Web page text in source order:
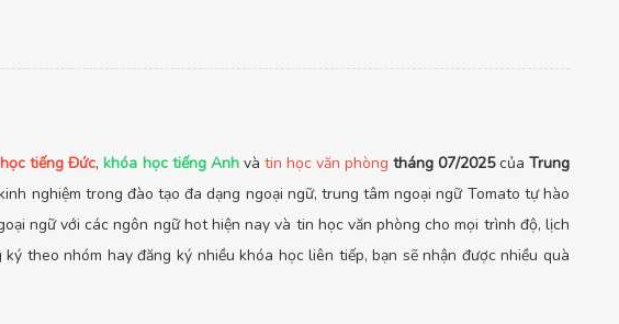
tiếng Đức,khóa học tiếng Anhvà tin học văn phòng tháng 07/2025củaTrung
nghiệm trong đào tạo đa dạng ngoại ngữ, trung tâm ngoại ngữ Tomato tự hào
ngữ với các ngôn ngữ hot hiện nay và tin học văn phòng cho mọi trình độ, lịch
theo nhóm hay đăng ký nhiều khóa học liên tiếp, bạn sẽ nhận được nhiều quà